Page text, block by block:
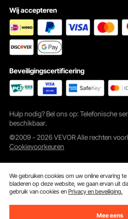
Wij accepteren
Beveiligingscertificering
Hulp nodig? Bel ons op: Telefonische
beschikbaar.
©2009 - 2026 VEVOR Alle rechten
Cookievoorkeuren
We gebruiken cookies om uw online ervaring
bladeren op deze website, we gaan ervan uit
gebruik van cookies enPrivacy en beveiliging.
Mee eens